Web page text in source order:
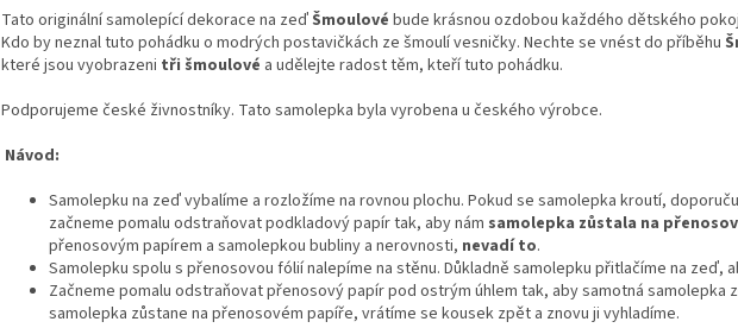
Tato originální samolepící dekorace na zeďŠmoulové bude krásnou ozdobou každého dětského
Kdo by neznal tuto pohádku o modrých postavičkách ze šmoulí vesničky. Nechte se vnést do příběhu
které jsou vyobrazeni tři šmoulové a udělejte radost těm, kteří tuto pohádku.
Podporujeme české živnostníky. Tato samolepka byla vyrobena u českého výrobce.
Návod:
Samolepku na zeď vybalíme a rozložíme na rovnou plochu. Pokud se samolepka kroutí,
začneme pomalu odstraňovat podkladový papír tak, aby nám samolepka zůstala na
přenosovým papírem a samolepkou bubliny a nerovnosti, nevadí to.
Samolepku spolu s přenosovou fólií nalepíme na stěnu. Důkladně samolepku přitlačíme na zeď,
Začneme pomalu odstraňovat přenosový papír pod ostrým úhlem tak, aby samotná samolepka
samolepka zůstane na přenosovém papíře, vrátíme se kousek zpět a znovu ji vyhladíme.